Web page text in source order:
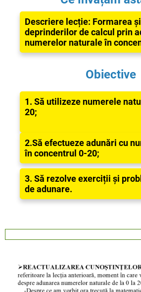
Descriere lecție: Formarea
deprinderilor de calcul prin
numerelor naturale în
Obiective
1. Să utilizeze numerele
20;
2.Să efectueze adunări cu
în concentrul 0-20;
3. Să rezolve exerciții și
de adunare.